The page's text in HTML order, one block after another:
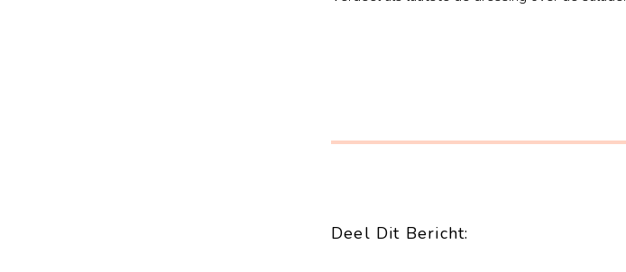
Deel Dit Bericht: